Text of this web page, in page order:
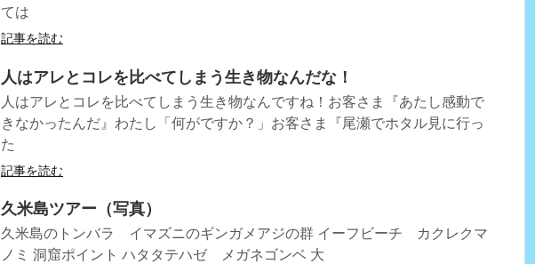
ては
記事を読む
人はアレとコレを比べてしまう生き物なんだな！
人はアレとコレを比べてしまう生き物なんですね！お客さま『あたし感動で
きなかったんだ』わたし「何がですか？」お客さま『尾瀬でホタル見に行っ
た
記事を読む
久米島ツアー（写真）
久米島のトンバラ イマズニのギンガメアジの群 イーフビーチ カクレクマ
ノミ 洞窟ポイント ハタタテハゼ メガネゴンベ 大